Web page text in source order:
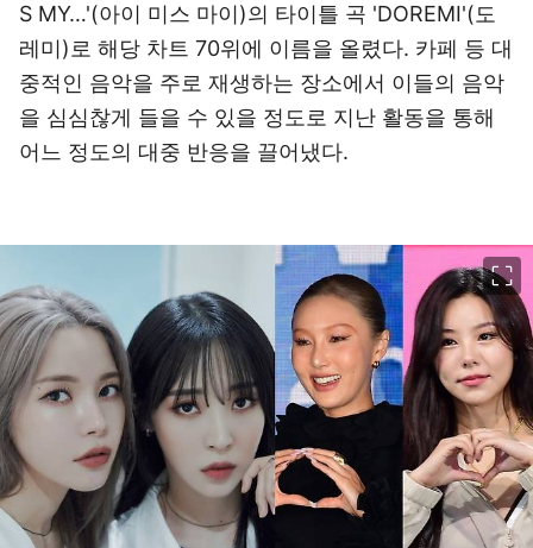
S MY…'(아이 미스 마이)의 타이틀 곡 'DOREMI'(도
레미)로 해당 차트 70위에 이름을 올렸다. 카페 등 대
중적인 음악을 주로 재생하는 장소에서 이들의 음악
을 심심찮게 들을 수 있을 정도로 지난 활동을 통해
어느 정도의 대중 반응을 끌어냈다.